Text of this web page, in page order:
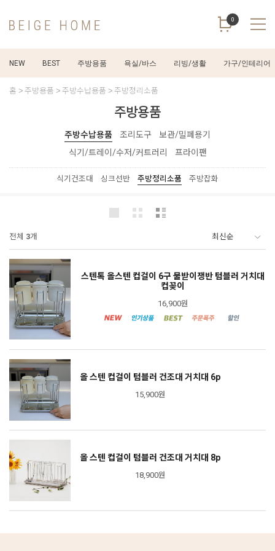
0
NEW BEST 주방용품 욕실/바스 리빙/생활 가구/인테리어
홈 주방용품 주방수납용품 주방정리소품
주방용품
주방수납용품 조리도구
보관/밀페용기
식기/트레이/수저/커트러리
프라이팬
식기건조대 싱크선반 주방정리소품 주방잡화
전체 3개
스텐톡 올스텐 컵걸이 6구 물받이쟁반 텀블러 거치대
컵꽂이
16,900원
올 스텐 컵걸이 텀블러 건조대 거치대 6p
15,900원
올 스텐 컵걸이 텀블러 건조대 거치대 8p
18,900원